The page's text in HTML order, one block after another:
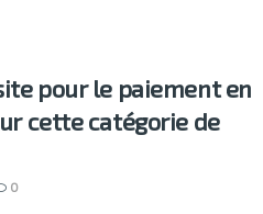
pour le paiement en
cette catégorie de
0